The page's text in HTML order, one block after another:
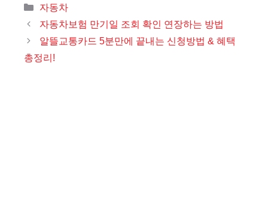
카
테
리
자동차
자동차보험 만기일 조회 확인 연장하는 방법
알뜰교통카드 5분만에 끝내는 신청방법 & 혜택
총정리!